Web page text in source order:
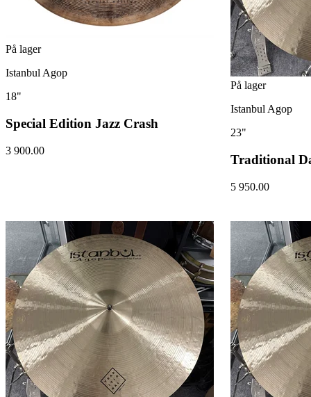
På lager
Istanbul Agop
18"
Special Edition Jazz Crash
3 900.00
På lager
Istanbul Agop
23"
Traditional
5 950.00